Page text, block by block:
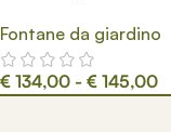
Fontane da giardino
€ 134,00 - € 145,00